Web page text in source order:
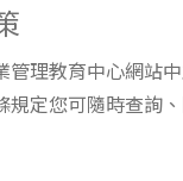
理教育中心網站
定您可隨時查詢